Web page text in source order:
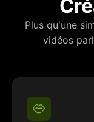
Plus qu'une
vidéos